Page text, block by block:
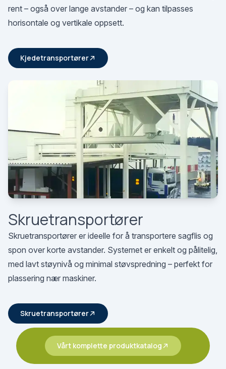
rent – også over lange avstander – og kan tilpasses
horisontale og vertikale oppsett.
Kjedetransportører
Skruetransportører
Skruetransportører er ideelle for å transportere sagflis og
spon over korte avstander. Systemet er enkelt og pålitelig,
med lavt støynivå og minimal støvspredning – perfekt for
plassering nær maskiner.
Skruetransportører
Vårt komplette produktkatalog